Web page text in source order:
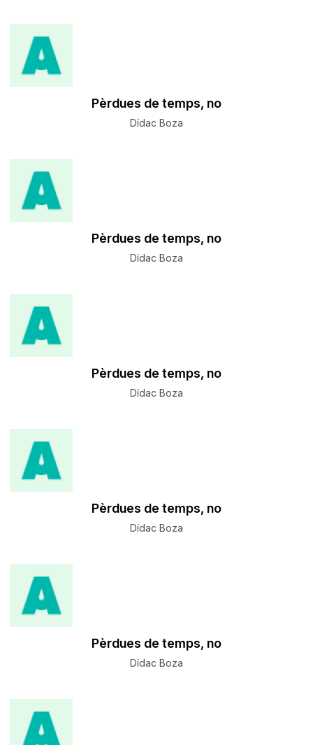
Pèrdues de temps, no
Dídac Boza
Pèrdues de temps, no
Dídac Boza
Pèrdues de temps, no
Dídac Boza
Pèrdues de temps, no
Dídac Boza
Pèrdues de temps, no
Dídac Boza